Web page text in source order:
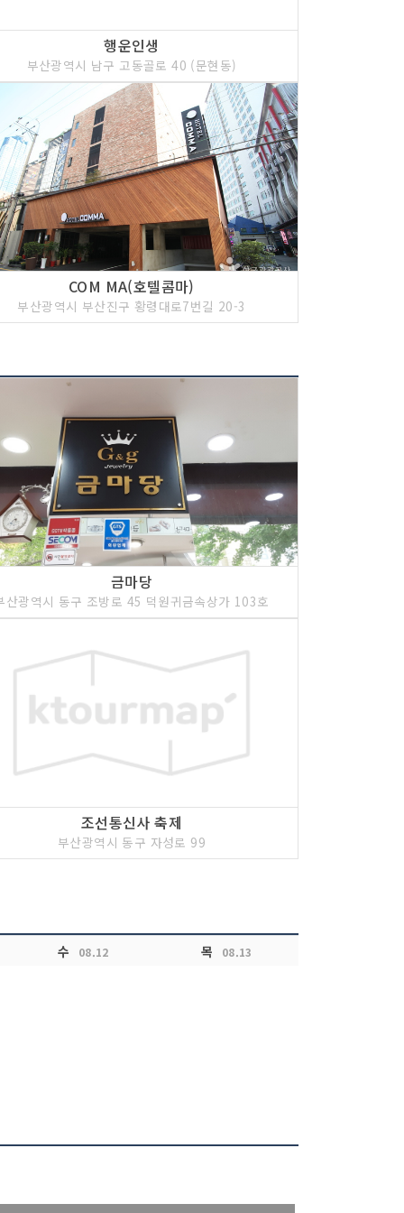
행운인생
부산광역시 남구 고동골로 40 (문현동)
COM MA(호텔콤마)
부산광역시 부산진구 황령대로7번길 20-3
금마당
산광역시 동구 조방로 45 덕원귀금속상가 103호
조선통신사 축제
부산광역시 동구 자성로 99
수 08.12 목 08.13